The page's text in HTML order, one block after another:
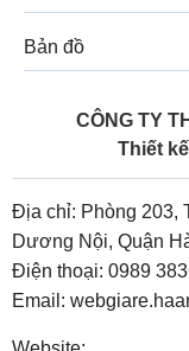
Bản đồ
CÔNG TY
Thiết
Địa chỉ: Phòng 203,
Dương Nội, Quận
Điện thoại: 0989
Email: